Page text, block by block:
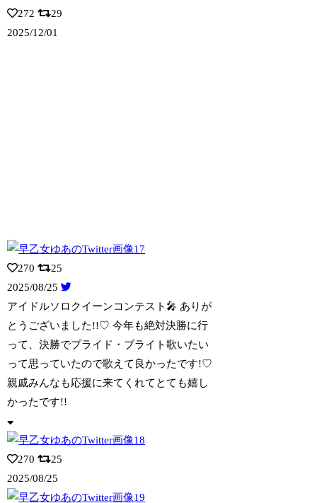
272
29
2025/12/01
270
25
2025/08/25
アイドルソロクイーンコンテスト🎤 ありが
とうございました!!♡ 今年も絶対決勝に行
って、決勝でプライド・ブライト歌いたい
って思っていたので歌えて良かったです!♡
親戚みんなも応援に来てくれてとても嬉し
かったです!!
270
25
2025/08/25